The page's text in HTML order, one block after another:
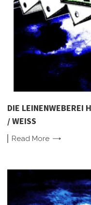
DIE LEINENWEBEREI
/ WEISS
Read More